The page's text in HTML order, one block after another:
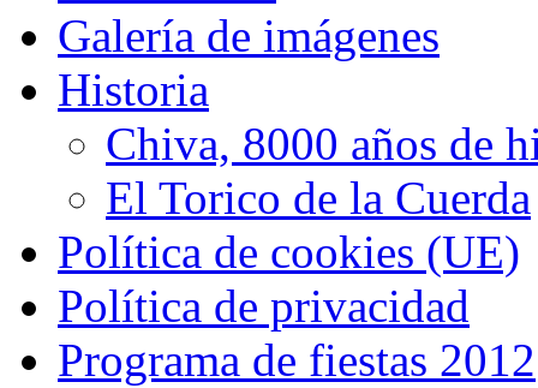
Galería de imágenes
Historia
Chiva, 8000 años de
El Torico de la Cuerda
Política de cookies (UE)
Política de privacidad
Programa de fiestas 2012